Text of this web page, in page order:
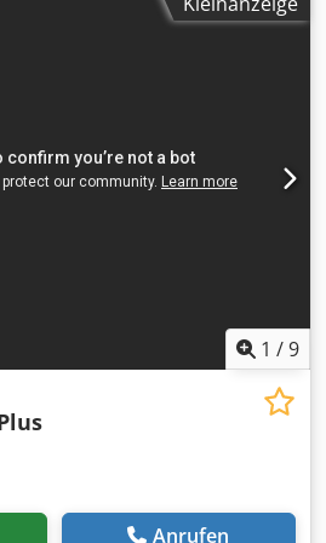
Zustand. Sie wurde von uns
Video finden Sie auf unserer
Kanal. Bitte beachten Sie: Alle
freibleibend, Zwischenverkauf
widerrufbar. Besichtigungen
1 /9
Anrufen